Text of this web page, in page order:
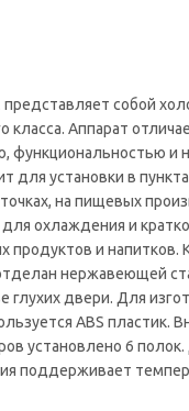
представляет собой
класса. Аппарат
функциональностью и
для установки в
на пищевых
охлаждения и
продуктов и напитков.
нержавеющей
глухих двери. Для
ABS пластик.
установлено 6 полок.
поддерживает